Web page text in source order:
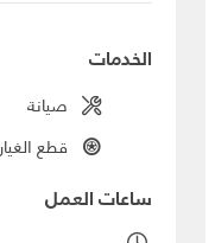
الخدمات
صيانة
قطع الغيار
ساعات العمل